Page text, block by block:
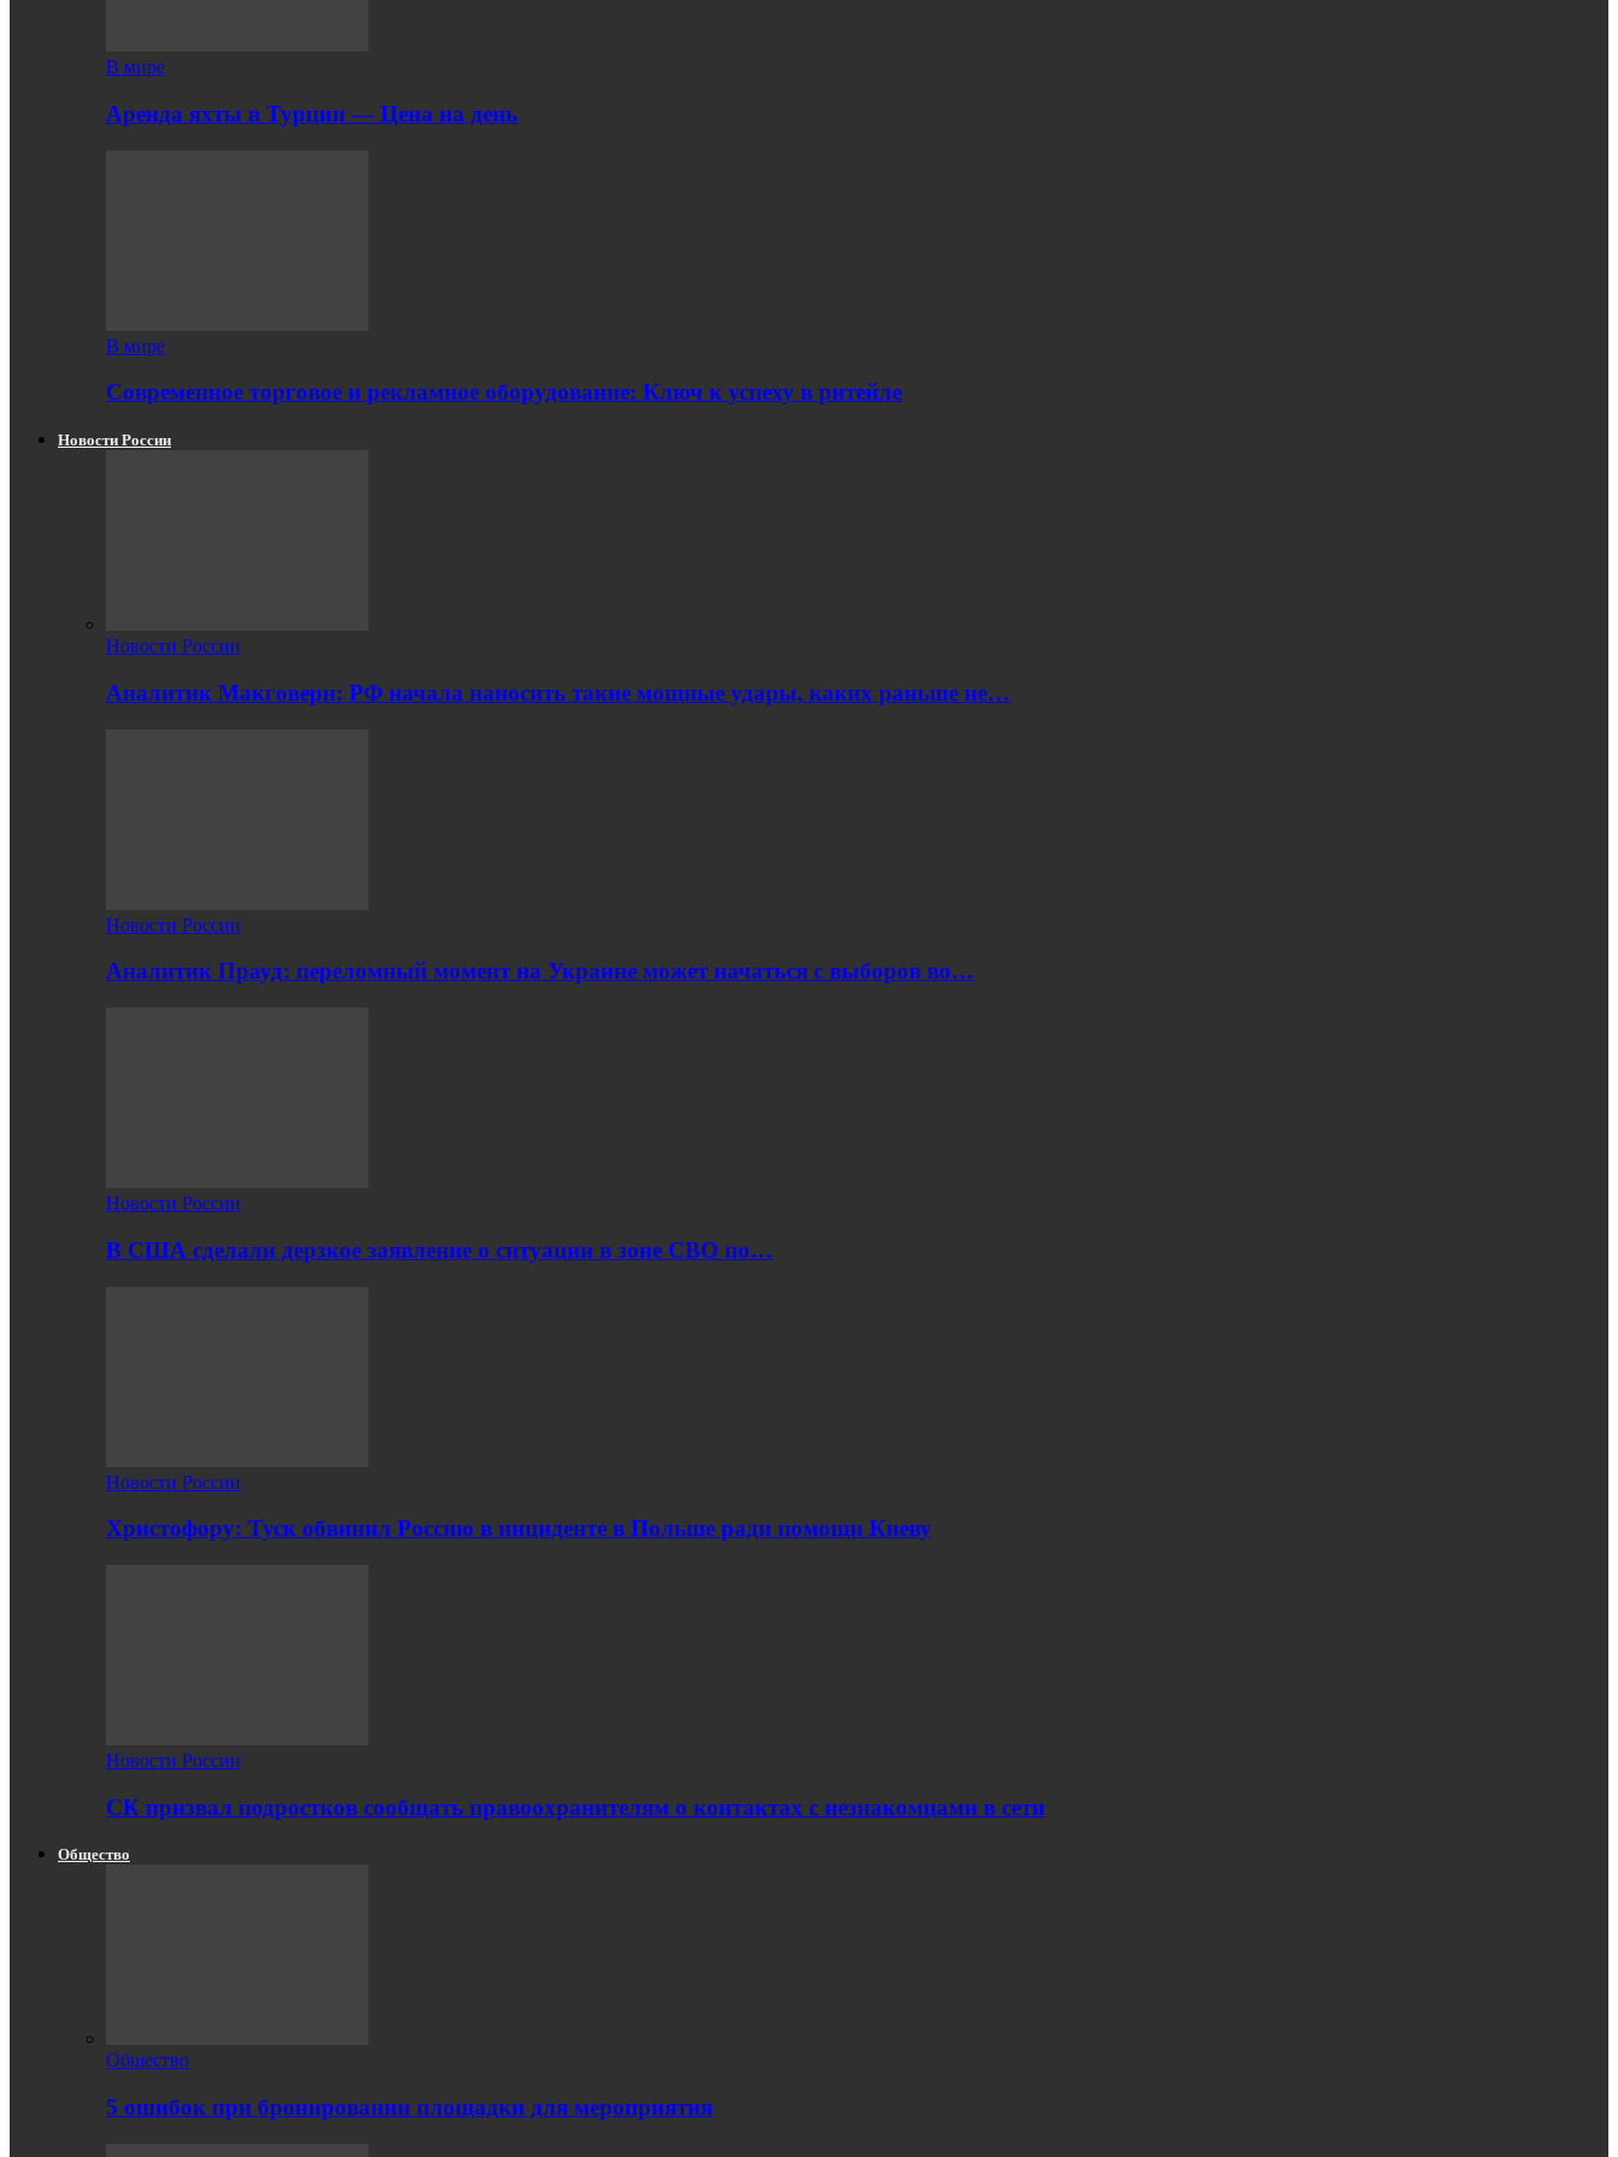
В мире
Аренда яхты в Турции — Цена на день
В мире
Современное торговое и рекламное оборудование: Ключ к успеху в ритейле
Новости России
Новости России
Аналитик Макговерн: РФ начала наносить такие мощные удары, каких раньше не…
Новости России
Аналитик Прауд: переломный момент на Украине может начаться с выборов во…
Новости России
В США сделали дерзкое заявление о ситуации в зоне СВО по…
Новости России
Христофору: Туск обвинил Россию в инциденте в Польше ради помощи Киеву
Новости России
СК призвал подростков сообщать правоохранителям о контактах с незнакомцами в сети
Общество
Общество
5 ошибок при бронировании площадки для мероприятия